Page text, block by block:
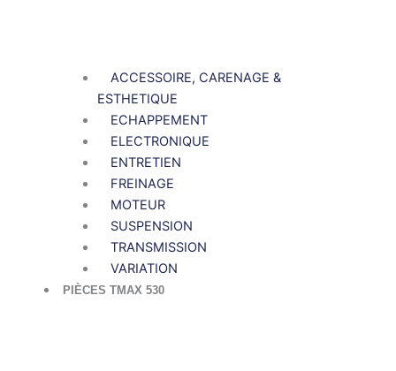
ACCESSOIRE, CARENAGE &
ESTHETIQUE
ECHAPPEMENT
ELECTRONIQUE
ENTRETIEN
FREINAGE
MOTEUR
SUSPENSION
TRANSMISSION
VARIATION
PIÈCES TMAX 530